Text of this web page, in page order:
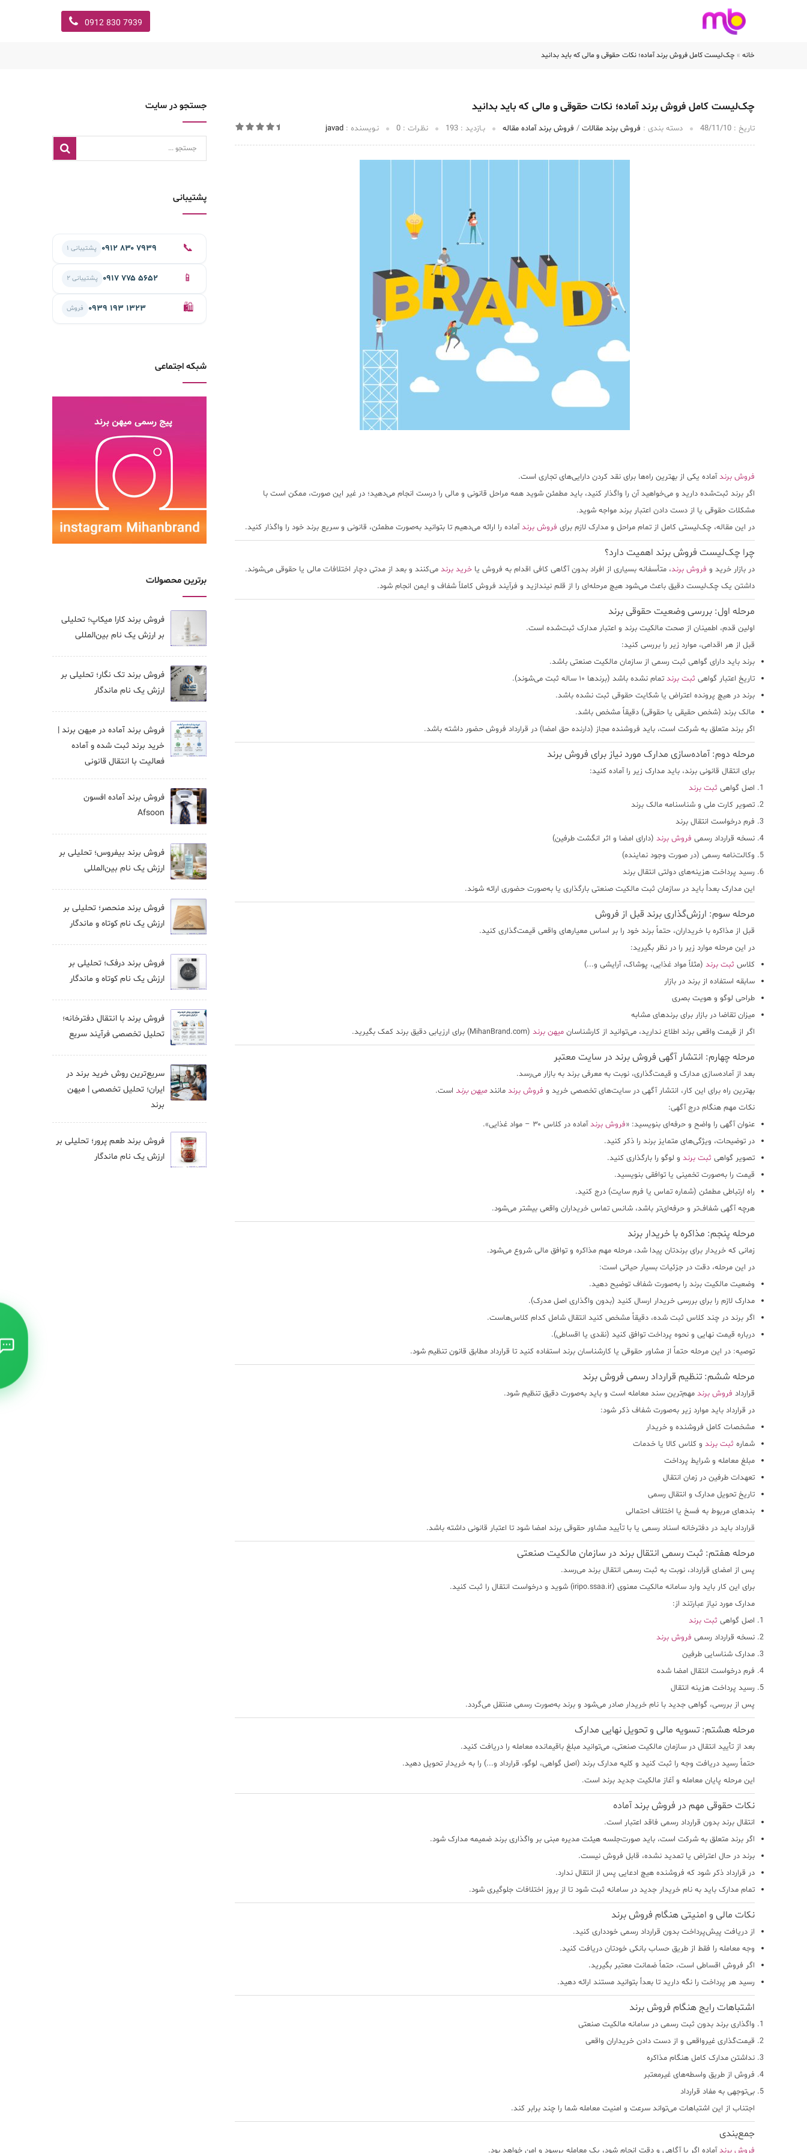
7939 830 0912
خانه » چک‌لیست کامل فروش برند آماده؛ نکات حقوقی و مالی که باید بدانید
چک‌لیست کامل فروش برند آماده؛ نکات حقوقی و مالی که باید بدانید
تاریخ :‌ 48/11/10 دسته بندی : فروش برند مقالات / فروش برند آماده مقاله بـازدید : 193 نظـرات : 0 نـویسنده : javad
فروش برندآماده یکی از بهترین راه‌ها برای نقد کردن دارایی‌های تجاری است.
اگر برند ثبت‌شده دارید و می‌خواهید آن را واگذار کنید، باید مطمئن شوید همه مراحل قانونی و مالی را درست انجام می‌دهید؛ در غیر این صورت، ممکن است با
مشکلات حقوقی یا از دست دادن اعتبار برند مواجه شوید.
در این مقاله، چک‌لیستی کامل از تمام مراحل و مدارک لازم برای فروش برندآماده را ارائه می‌دهیم تا بتوانید به‌صورت مطمئن، قانونی و سریع برند خود را واگذار کنید.
چرا چک‌لیست فروش برند اهمیت دارد؟
در بازار خرید و فروش برند، متأسفانه بسیاری از افراد بدون آگاهی کافی اقدام به فروش یا خرید برند می‌کنند و بعد از مدتی دچار اختلافات مالی یا حقوقی می‌شوند.
داشتن یک چک‌لیست دقیق باعث می‌شود هیچ مرحله‌ای را از قلم نیندازید و فرآیند فروش کاملاً شفاف و ایمن انجام شود.
مرحله اول: بررسی وضعیت حقوقی برند
اولین قدم، اطمینان از صحت مالکیت برند و اعتبار مدارک ثبت‌شده است.
قبل از هر اقدامی، موارد زیر را بررسی کنید:
برند باید دارای گواهی ثبت رسمی از سازمان مالکیت صنعتی باشد.
تاریخ اعتبار گواهی ثبت برند تمام نشده باشد (برندها ۱۰ ساله ثبت می‌شوند).
برند در هیچ پرونده اعتراض یا شکایت حقوقی ثبت نشده باشد.
مالک برند (شخص حقیقی یا حقوقی) دقیقاً مشخص باشد.
اگر برند متعلق به شرکت است، باید فروشنده مجاز (دارنده حق امضا) در قرارداد فروش حضور داشته باشد.
مرحله دوم: آماده‌سازی مدارک مورد نیاز برای فروش برند
برای انتقال قانونی برند، باید مدارک زیر را آماده کنید:
اصل گواهی ثبت برند
تصویر کارت ملی و شناسنامه مالک برند
فرم درخواست انتقال برند
نسخه قرارداد رسمی فروش برند (دارای امضا و اثر انگشت طرفین)
وکالت‌نامه رسمی (در صورت وجود نماینده)
رسید پرداخت هزینه‌های دولتی انتقال برند
این مدارک بعداً باید در سازمان ثبت مالکیت صنعتی بارگذاری یا به‌صورت حضوری ارائه شوند.
مرحله سوم: ارزش‌گذاری برند قبل از فروش
قبل از مذاکره با خریداران، حتماً برند خود را بر اساس معیارهای واقعی قیمت‌گذاری کنید.
در این مرحله موارد زیر را در نظر بگیرید:
کلاس ثبت برند (مثلاً مواد غذایی، پوشاک، آرایشی و...)
سابقه استفاده از برند در بازار
طراحی لوگو و هویت بصری
میزان تقاضا در بازار برای برندهای مشابه
اگر از قیمت واقعی برند اطلاع ندارید، می‌توانید از کارشناسان میهن برند (MihanBrand.com) برای ارزیابی دقیق برند کمک بگیرید.
مرحله چهارم: انتشار آگهی فروش برند در سایت معتبر
بعد از آماده‌سازی مدارک و قیمت‌گذاری، نوبت به معرفی برند به بازار می‌رسد.
بهترین راه برای این کار، انتشار آگهی در سایت‌های تخصصی خرید و فروش برند مانندمیهن برند است.
نکات مهم هنگام درج آگهی:
عنوان آگهی را واضح و حرفه‌ای بنویسید: «فروش برندآماده در کلاس ۳۰ – مواد غذایی».
در توضیحات، ویژگی‌های متمایز برند را ذکر کنید.
تصویر گواهی ثبت برند و لوگو را بارگذاری کنید.
قیمت را به‌صورت تخمینی یا توافقی بنویسید.
راه ارتباطی مطمئن (شماره تماس یا فرم سایت) درج کنید.
هرچه آگهی شفاف‌تر و حرفه‌ای‌تر باشد، شانس تماس خریداران واقعی بیشتر می‌شود.
مرحله پنجم: مذاکره با خریدار برند
زمانی که خریدار برای برندتان پیدا شد، مرحله مهم مذاکره و توافق مالی شروع می‌شود.
در این مرحله، دقت در جزئیات بسیار حیاتی است:
وضعیت مالکیت برند را به‌صورت شفاف توضیح دهید.
مدارک لازم را برای بررسی خریدار ارسال کنید (بدون واگذاری اصل مدرک).
اگر برند در چند کلاس ثبت شده، دقیقاً مشخص کنید انتقال شامل کدام کلاس‌هاست.
درباره قیمت نهایی و نحوه پرداخت توافق کنید (نقدی یا اقساطی).
توصیه: در این مرحله حتماً از مشاور حقوقی یا کارشناسان برند استفاده کنید تا قرارداد مطابق قانون تنظیم شود.
مرحله ششم: تنظیم قرارداد رسمی فروش برند
قرارداد فروش برند مهم‌ترین سند معامله است و باید به‌صورت دقیق تنظیم شود.
در قرارداد باید موارد زیر به‌صورت شفاف ذکر شود:
مشخصات کامل فروشنده و خریدار
شماره ثبت برند و کلاس کالا یا خدمات
مبلغ معامله و شرایط پرداخت
تعهدات طرفین در زمان انتقال
تاریخ تحویل مدارک و انتقال رسمی
بندهای مربوط به فسخ یا اختلاف احتمالی
قرارداد باید در دفترخانه اسناد رسمی یا با تأیید مشاور حقوقی برند امضا شود تا اعتبار قانونی داشته باشد.
مرحله هفتم: ثبت رسمی انتقال برند در سازمان مالکیت صنعتی
پس از امضای قرارداد، نوبت به ثبت رسمی انتقال برند می‌رسد.
برای این کار باید وارد سامانه مالکیت معنوی (iripo.ssaa.ir)
شوید و درخواست انتقال را ثبت کنید.
مدارک مورد نیاز عبارتند از:
اصل گواهی ثبت برند
نسخه قرارداد رسمی فروش برند
مدارک شناسایی طرفین
فرم درخواست انتقال امضا شده
رسید پرداخت هزینه انتقال
پس از بررسی، گواهی جدید با نام خریدار صادر می‌شود و برند به‌صورت رسمی منتقل می‌گردد.
مرحله هشتم: تسویه مالی و تحویل نهایی مدارک
بعد از تأیید انتقال در سازمان مالکیت صنعتی، می‌توانید مبلغ باقیمانده معامله را دریافت کنید.
حتماً رسید دریافت وجه را ثبت کنید و کلیه مدارک برند (اصل گواهی، لوگو، قرارداد و...) را به خریدار تحویل دهید.
این مرحله پایان معامله و آغاز مالکیت جدید برند است.
نکات حقوقی مهم در فروش برند آماده
انتقال برند بدون قرارداد رسمی فاقد اعتبار است.
اگر برند متعلق به شرکت است، باید صورت‌جلسه هیئت مدیره مبنی بر واگذاری برند ضمیمه مدارک شود.
برند در حال اعتراض یا تمدید نشده، قابل فروش نیست.
در قرارداد ذکر شود که فروشنده هیچ ادعایی پس از انتقال ندارد.
تمام مدارک باید به نام خریدار جدید در سامانه ثبت شود تا از بروز اختلافات جلوگیری شود.
نکات مالی و امنیتی هنگام فروش برند
از دریافت پیش‌پرداخت بدون قرارداد رسمی خودداری کنید.
وجه معامله را فقط از طریق حساب بانکی خودتان دریافت کنید.
اگر فروش اقساطی است، حتماً ضمانت معتبر بگیرید.
رسید هر پرداخت را نگه دارید تا بعداً بتوانید مستند ارائه دهید.
اشتباهات رایج هنگام فروش برند
واگذاری برند بدون ثبت رسمی در سامانه مالکیت صنعتی
قیمت‌گذاری غیرواقعی و از دست دادن خریداران واقعی
نداشتن مدارک کامل هنگام مذاکره
فروش از طریق واسطه‌های غیرمعتبر
بی‌توجهی به مفاد قرارداد
اجتناب از این اشتباهات می‌تواند سرعت و امنیت معامله شما را چند برابر کند.
جمع‌بندی
فروش برندآماده اگر با آگاهی و دقت انجام شود، یک معامله پرسود و امن خواهد بود.
جستجو در سایت
پشتیبانی
📞 ۰۹۱۲ ۸۳۰ ۷۹۳۹ پشتیبانی ۱
📱 ۰۹۱۷ ۷۷۵ ۵۶۵۲ پشتیبانی ۲
🛍️ ۰۹۳۹ ۱۹۳ ۱۳۲۳ فروش
شبکه اجتماعی
برترین محصولات
فروش برند کارا ميكاپ؛ تحلیلی
بر ارزش یک نام بین‌المللی
فروش برند تک نگار؛ تحلیلی بر
ارزش یک نام ماندگار
فروش برند آماده در میهن برند |
خرید برند ثبت شده و آماده
فعالیت با انتقال قانونی
فروش برند آماده افسون
Afsoon
فروش برند بيفروس؛ تحلیلی بر
ارزش یک نام بین‌المللی
فروش برند منحصر؛ تحلیلی بر
ارزش یک نام کوتاه و ماندگار
فروش برند درفک؛ تحلیلی بر
ارزش یک نام کوتاه و ماندگار
فروش برند با انتقال دفترخانه؛
تحلیل تخصصی فرآیند سریع
سریع‌ترین روش خرید برند در
ایران؛ تحلیل تخصصی | میهن
برند
فروش برند طعم پرور؛ تحلیلی بر
ارزش یک نام ماندگار